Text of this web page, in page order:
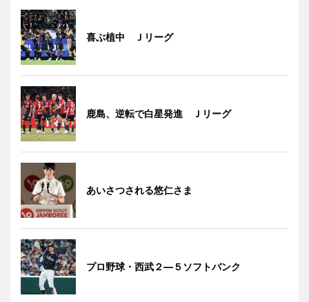
喜ぶ植中 Ｊリーグ
鹿島、逆転で白星発進 Ｊリーグ
あいさつされる悠仁さま
プロ野球・西武２―５ソフトバンク